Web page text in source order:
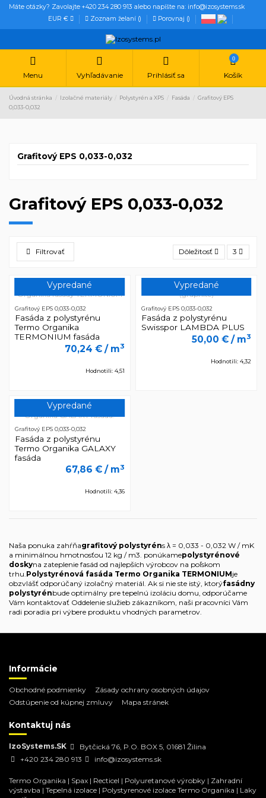
Máte otázky? Zavolajte +420 234 280 913 alebo napíšte na: info@izosystems.sk
EUR €
Zoznam želaní () Porovnaj ()
Menu Vyhľadávanie Prihlásiť sa
0
Košík
Úvodná stránka Izolačné materiály Polystyrén a XPS Fasáda
Grafitový EPS
0,033-0,032
Grafitový EPS 0,033-0,032
Filtrovať Dôležitosť 3
Vypredané
Grafitový EPS 0,033-0,032
Fasáda z polystyrénu
Termo Organika
TERMONIUM fasáda
70,24 € / m3
Hodnotili: 4,51
Vypredané
Grafitový EPS 0,033-0,032
Fasáda z polystyrénu
Swisspor LAMBDA PLUS
50,00 € / m3
Hodnotili: 4,32
Vypredané
Grafitový EPS 0,033-0,032
Fasáda z polystyrénu
Termo Organika GALAXY
fasáda
67,86 € / m3
Hodnotili: 4,36
Naša ponuka zahŕňagrafitový polystyréns λ = 0,033 - 0,032 W / mK
a minimálnou hmotnosťou 12 kg / m3. ponúkamepolystyrénové
doskyna zateplenie fasád od najlepších výrobcov na poľskom
trhu. Polystyrénová fasáda Termo Organika TERMONIUMje
obzvlášť odporúčaný izolačný materiál. Ak si nie ste istý, ktorýfasádny
polystyrénbude optimálny pre tepelnú izoláciu domu, odporúčame
Vám kontaktovať Oddelenie služieb zákazníkom, naši pracovníci Vám
radi poradia pri výbere produktu vhodných parametrov.
Grafitový EPS 0,033-0,032
Informácie
Obchodné podmienky
Zásady ochrany osobných údajov
Odstúpenie od kúpnej zmluvy
Mapa stránek
Kontaktuj nás
IzoSystems.SK
Bytčická 76, P.O. BOX 5, 01681 Žilina
+420 234 280 913
info@izosystems.sk
Termo Organika | Spax | Recticel | Polyuretanové výrobky | Zahradní
výstavba | Tepelná izolace | Polystyrenové izolace Termo Organika | Laky